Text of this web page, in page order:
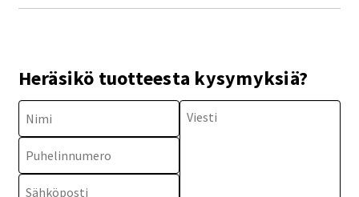
Heräsikö tuotteesta kysymyksiä?